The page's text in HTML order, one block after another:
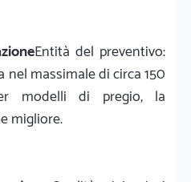
Entità del preventivo:
nel massimale di circa 150
modelli di pregio, la
migliore.